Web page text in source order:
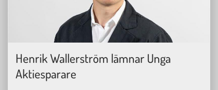
Henrik Wallerström lämnar Unga
Aktiesparare